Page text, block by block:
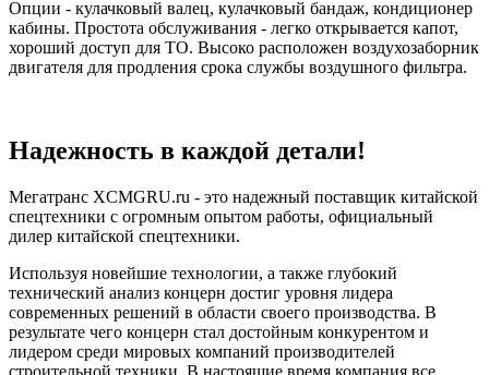
Опции - кулачковый валец, кулачковый бандаж, кондиционер
кабины. Простота обслуживания - легко открывается капот,
хороший доступ для ТО. Высоко расположен воздухозаборник
двигателя для продления срока службы воздушного фильтра.
Надежность в каждой детали!
Мегатранс XCMGRU.ru - это надежный поставщик китайской
спецтехники с огромным опытом работы, официальный
дилер китайской спецтехники.
Используя новейшие технологии, а также глубокий
технический анализ концерн достиг уровня лидера
современных решений в области своего производства. В
результате чего концерн стал достойным конкурентом и
лидером среди мировых компаний производителей
строительной техники. В настоящие время компания все